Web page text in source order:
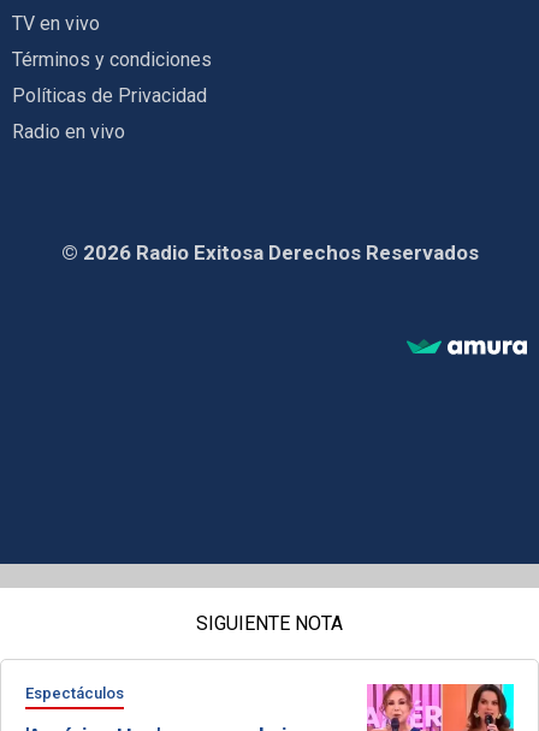
TV en vivo
Términos y condiciones
Políticas de Privacidad
Radio en vivo
© 2026 Radio Exitosa Derechos Reservados
SIGUIENTE NOTA
Espectáculos